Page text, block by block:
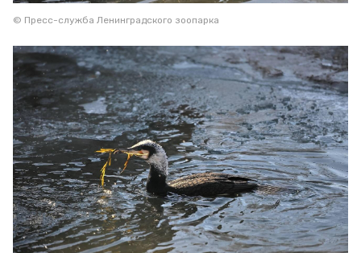
© Пресс-служба Ленинградского зоопарка